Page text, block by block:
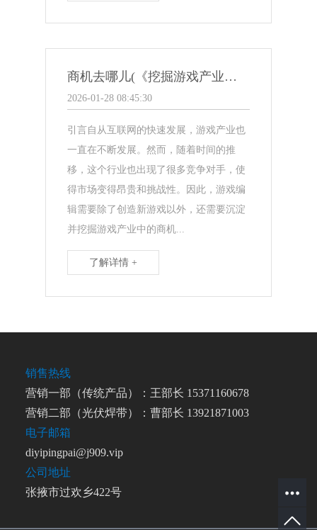
商机去哪儿(《挖掘游戏产业商机，探索未来发展趋势》)
2026-01-28 08:45:30
引言自从互联网的快速发展，游戏产业也
一直在不断发展。然而，随着时间的推
移，这个行业也出现了很多竞争对手，使
得市场变得昂贵和挑战性。因此，游戏编
辑需要除了创造新游戏以外，还需要沉淀
并挖掘游戏产业中的商机...
了解详情 +
销售热线
营销一部（传统产品）：王部长 15371160678
营销二部（光伏焊带）：曹部长 13921871003
电子邮箱
diyipingpai@j909.vip
公司地址
张掖市过欢乡422号